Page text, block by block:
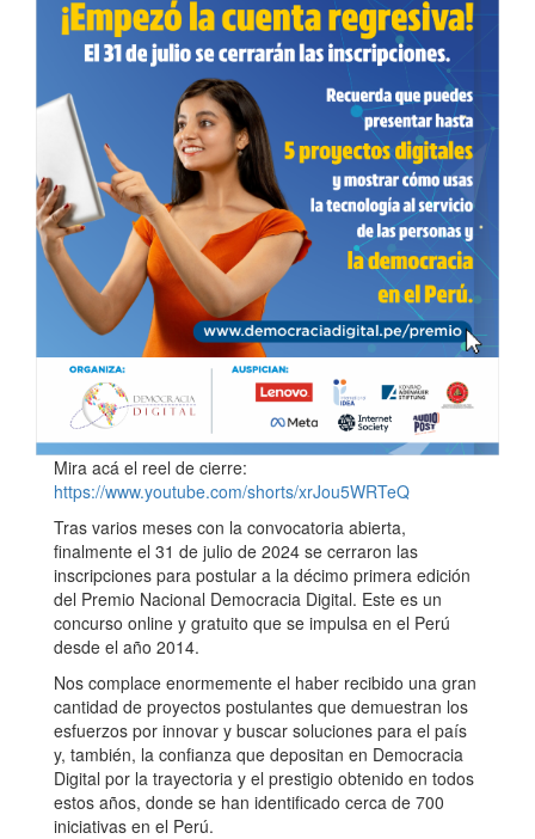
Mira acá el reel de cierre:
https://www.youtube.com/shorts/xrJou5WRTeQ
Tras varios meses con la convocatoria abierta,
finalmente el 31 de julio de 2024 se cerraron las
inscripciones para postular a la décimo primera edición
del Premio Nacional Democracia Digital. Este es un
concurso online y gratuito que se impulsa en el Perú
desde el año 2014.
Nos complace enormemente el haber recibido una gran
cantidad de proyectos postulantes que demuestran los
esfuerzos por innovar y buscar soluciones para el país
y, también, la confianza que depositan en Democracia
Digital por la trayectoria y el prestigio obtenido en todos
estos años, donde se han identificado cerca de 700
iniciativas en el Perú.